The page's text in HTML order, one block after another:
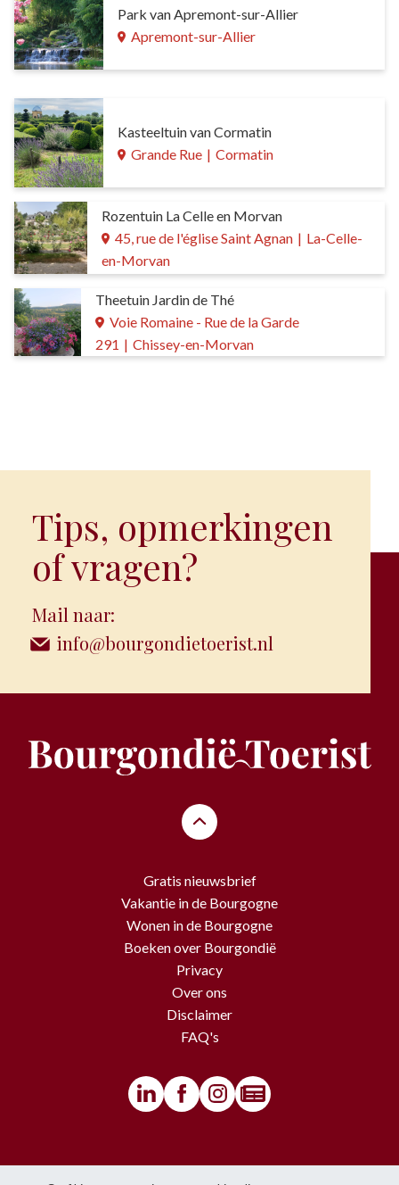
Park van Apremont-sur-Allier
Apremont-sur-Allier
Kasteeltuin van Cormatin
Grande Rue | Cormatin
Rozentuin La Celle en Morvan
45, rue de l'église Saint Agnan | La-Celle-
en-Morvan
Theetuin Jardin de Thé
Voie Romaine - Rue de la Garde
291 | Chissey-en-Morvan
Tips, opmerkingen
of vragen?
Mail naar:
info@bourgondietoerist.nl
Gratis nieuwsbrief
Vakantie in de Bourgogne
Wonen in de Bourgogne
Boeken over Bourgondië
Privacy
Over ons
Disclaimer
FAQ's